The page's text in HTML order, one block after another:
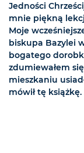
Jedności
mnie piękną
Moje
biskupa Bazylei
bogatego
zdumiewałem
mieszkaniu
mówił tę książkę.